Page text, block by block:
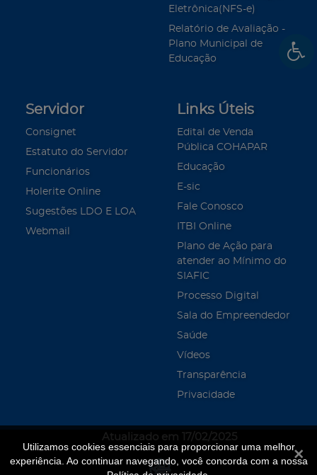
Utilizamos cookies essenciais para proporcionar uma melhor
experiência. Ao continuar navegando, você concorda com a nossa
Eletrônica(NFS-e)
Relatório de Avaliação -
Plano Municipal de
Educação
Servidor
Consignet
Estatuto do Servidor
Funcionários
Holerite Online
Sugestões LDO E LOA
Webmail
Links Úteis
Edital de Venda
Pública COHAPAR
Educação
E-sic
Fale Conosco
ITBI Online
Plano de Ação para
atender ao Mínimo do
SIAFIC
Processo Digital
Sala do Empreendedor
Saúde
Vídeos
Transparência
Privacidade
Atualizado em 17/02/2025